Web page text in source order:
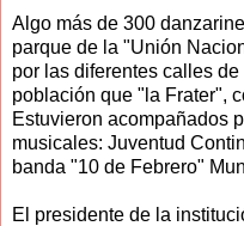
Algo más de 300
parque de la "Unión
por las diferentes calles
población que "la Frater",
Estuvieron acompañados
musicales: Juventud
banda "10 de Febrero"
El presidente de la